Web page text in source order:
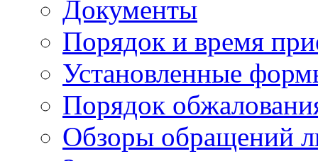
Документы
Порядок и время
Установленные
Порядок
Обзоры обращений